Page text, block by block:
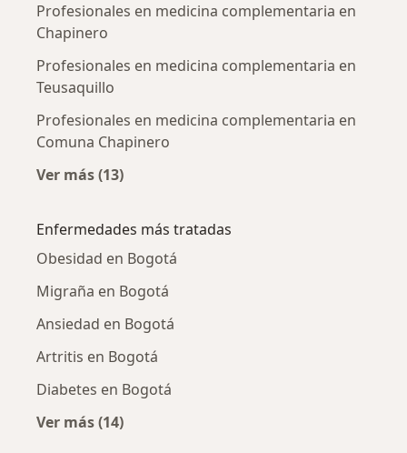
Profesionales en medicina complementaria en
Chapinero
Profesionales en medicina complementaria en
Teusaquillo
Profesionales en medicina complementaria en
Comuna Chapinero
Ver más (13)
Enfermedades más tratadas
Obesidad en Bogotá
Migraña en Bogotá
Ansiedad en Bogotá
Artritis en Bogotá
Diabetes en Bogotá
Ver más (14)